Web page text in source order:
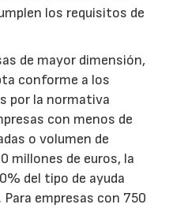
los requisitos de
de mayor dimensión,
conforme a los
por la normativa
con menos de
o volumen de
millones de euros, la
del tipo de ayuda
empresas con 750